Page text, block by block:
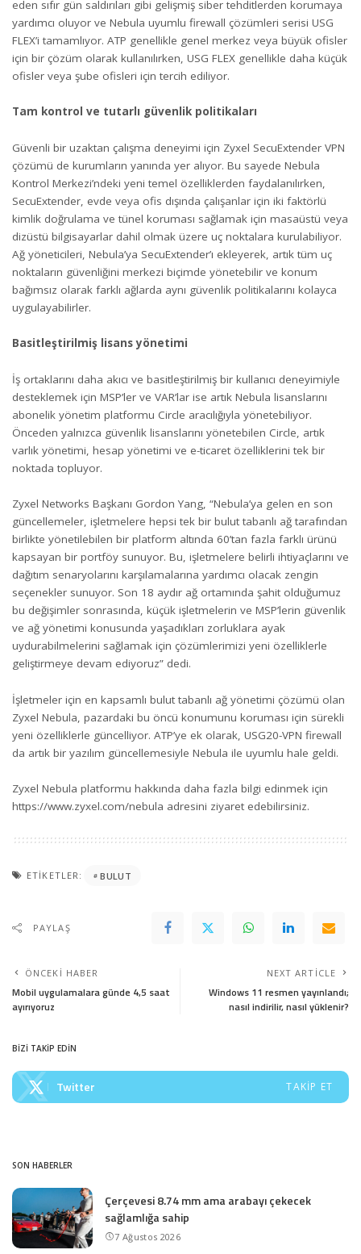
eden sıfır gün saldırıları gibi gelişmiş siber tehditlerden korumaya
yardımcı oluyor ve Nebula uyumlu firewall çözümleri serisi USG
FLEX’i tamamlıyor. ATP genellikle genel merkez veya büyük ofisler
için bir çözüm olarak kullanılırken, USG FLEX genellikle daha küçük
ofisler veya şube ofisleri için tercih ediliyor.
Tam kontrol ve tutarlı güvenlik politikaları
Güvenli bir uzaktan çalışma deneyimi için Zyxel SecuExtender VPN
çözümü de kurumların yanında yer alıyor. Bu sayede Nebula
Kontrol Merkezi’ndeki yeni temel özelliklerden faydalanılırken,
SecuExtender, evde veya ofis dışında çalışanlar için iki faktörlü
kimlik doğrulama ve tünel koruması sağlamak için masaüstü veya
dizüstü bilgisayarlar dahil olmak üzere uç noktalara kurulabiliyor.
Ağ yöneticileri, Nebula’ya SecuExtender’ı ekleyerek, artık tüm uç
noktaların güvenliğini merkezi biçimde yönetebilir ve konum
bağımsız olarak farklı ağlarda aynı güvenlik politikalarını kolayca
uygulayabilirler.
Basitleştirilmiş lisans yönetimi
İş ortaklarını daha akıcı ve basitleştirilmiş bir kullanıcı deneyimiyle
desteklemek için MSP’ler ve VAR’lar ise artık Nebula lisanslarını
abonelik yönetim platformu Circle aracılığıyla yönetebiliyor.
Önceden yalnızca güvenlik lisanslarını yönetebilen Circle, artık
varlık yönetimi, hesap yönetimi ve e-ticaret özelliklerini tek bir
noktada topluyor.
Zyxel Networks Başkanı Gordon Yang, “Nebula’ya gelen en son
güncellemeler, işletmelere hepsi tek bir bulut tabanlı ağ tarafından
birlikte yönetilebilen bir platform altında 60’tan fazla farklı ürünü
kapsayan bir portföy sunuyor. Bu, işletmelere belirli ihtiyaçlarını ve
dağıtım senaryolarını karşılamalarına yardımcı olacak zengin
seçenekler sunuyor. Son 18 aydır ağ ortamında şahit olduğumuz
bu değişimler sonrasında, küçük işletmelerin ve MSP’lerin güvenlik
ve ağ yönetimi konusunda yaşadıkları zorluklara ayak
uydurabilmelerini sağlamak için çözümlerimizi yeni özelliklerle
geliştirmeye devam ediyoruz” dedi.
İşletmeler için en kapsamlı bulut tabanlı ağ yönetimi çözümü olan
Zyxel Nebula, pazardaki bu öncü konumunu koruması için sürekli
yeni özelliklerle güncelliyor. ATP’ye ek olarak, USG20-VPN firewall
da artık bir yazılım güncellemesiyle Nebula ile uyumlu hale geldi.
Zyxel Nebula platformu hakkında daha fazla bilgi edinmek için
https://www.zyxel.com/nebula adresini ziyaret edebilirsiniz.
ETIKETLER: BULUT
PAYLAŞ
ÖNCEKI HABER
Mobil uygulamalara günde 4,5 saat
ayırıyoruz
NEXT ARTICLE
Windows 11 resmen yayınlandı;
nasıl indirilir, nasıl yüklenir?
BİZİ TAKİP EDİN
Twitter TAKIP ET
SON HABERLER
Çerçevesi 8.74 mm ama arabayı çekecek
sağlamlığa sahip
7 Ağustos 2026